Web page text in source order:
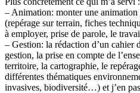
– Animation: monter une
(repérage sur terrain, fiches
à employer, prise de parole, le
– Gestion: la rédaction d’un cahier
gestion, la prise en compte de
territoire, la cartographie, le
différentes thématiques
invasives, biodiversité…) et j’en